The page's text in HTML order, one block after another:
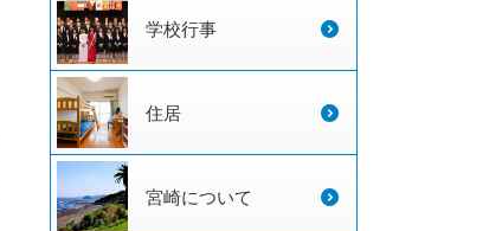
学校行事
住居
宮崎について